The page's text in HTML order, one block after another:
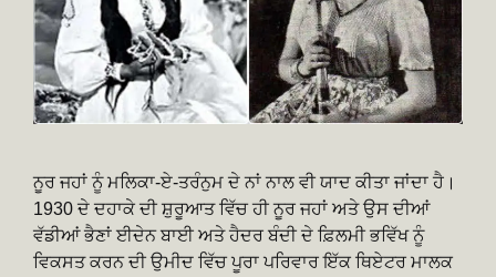
ਨੂਰ ਜਹਾਂ ਨੂੰ ਮਲਿਕਾ-ਏ-ਤਰੰਨੁਮ ਦੇ ਨਾਂ ਨਾਲ ਵੀ ਯਾਦ ਕੀਤਾ ਜਾਂਦਾ ਹੈ।
1930 ਦੇ ਦਹਾਕੇ ਦੀ ਸ਼ੁਰੂਆਤ ਵਿੱਚ ਹੀ ਨੂਰ ਜਹਾਂ ਅਤੇ ਉਸ ਦੀਆਂ
ਵੱਡੀਆਂ ਭੈਣਾਂ ਈਦੇਨ ਬਾਈ ਅਤੇ ਹੈਦਰ ਬੰਦੀ ਦੇ ਫ਼ਿਲਮੀ ਭਵਿੱਖ ਨੂੰ
ਵਿਕਸਤ ਕਰਨ ਦੀ ਉਮੀਦ ਵਿੱਚ ਪੂਰਾ ਪਰਿਵਾਰ ਇੱਕ ਥਿਏਟਰ ਮਾਲਕ